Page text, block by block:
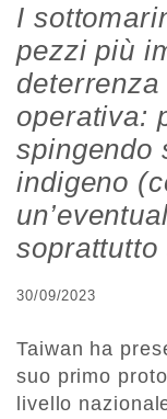
I
pezzi più
operativa:
spingendo
indigeno
soprattutto
30/09/2023
Taiwan ha
suo primo
livello